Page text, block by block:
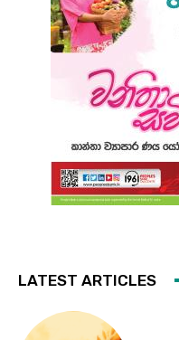
LATEST ARTICLES